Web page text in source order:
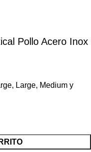
Pollo Acero Inox
Large, Medium y